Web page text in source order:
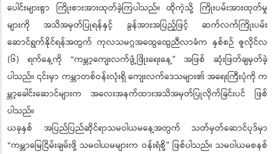
ပေါင်းများစွာ ကြိုးစားအားထုတ်ခဲ့ကြပါသည်။ ထိုကဲ့သို့ ကြိုးပမ်းအားထုတ်မှု
များကို အသိအမှတ်ပြုရန်နှင့် ခွန်အားအပြည့်ဖြင့် ဆက်လက်ကြိုးပမ်း
ဆောင်ရွက်နိုင်ရန်အတွက် ကုလသမဂ္ဂအထွေထွေညီလာခံက နှစ်စဉ် ဇူလိုင်လ
(၆) ရက်နေ့ကို “ကမ္ဘာ့ကျေးလက်ဖွံ့ဖြိုးရေးနေ့” အဖြစ် ဆုံးဖြတ်ချမှတ်ခဲ့
ပါသည်။ ၎င်းမှာ ကမ္ဘာတစ်ဝန်းလုံးရှိ ကျေးလက်ဒေသများ၏ အရေးကြီးပုံကို က
မ္ဘာ့ခေါင်းဆောင်များက အလေးအနက်ထားအသိအမှတ်ပြုလိုက်ခြင်းပင် ဖြစ်
ပါသည်။
ယခုနှစ် အပြည်ပြည်ဆိုင်ရာသမဝါယမနေ့အတွက် သတ်မှတ်ဆောင်ပုဒ်မှာ
“ကမ္ဘာမြေငြိမ်းချမ်းဖို့ သမဝါယမများက ဝန်းရံစို့” ဖြစ်ပါသည်။ သမဝါယမစနစ်